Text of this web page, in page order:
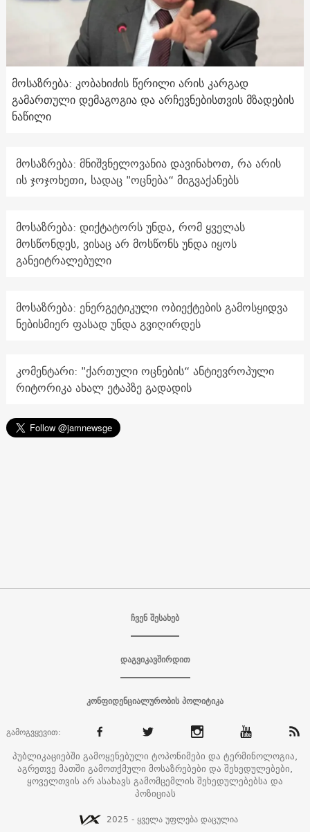
მოსაზრება: კობახიძის წერილი არის კარგად
გამართული დემაგოგია და არჩევნებისთვის მზადების
ნაწილი
მოსაზრება: მნიშვნელოვანია დავინახოთ, რა არის
ის ჯოჯოხეთი, სადაც "ოცნება“ მიგვაქანებს
მოსაზრება: დიქტატორს უნდა, რომ ყველას
მოსწონდეს, ვისაც არ მოსწონს უნდა იყოს
განეიტრალებული
მოსაზრება: ენერგეტიკული ობიექტების გამოსყიდვა
ნებისმიერ ფასად უნდა გვიღირდეს
კომენტარი: "ქართული ოცნების“ ანტიევროპული
რიტორიკა ახალ ეტაპზე გადადის
ჩვენ შესახებ
დაგვიკავშირდით
კონფიდენციალურობის პოლიტიკა
გამოგვყევით:
პუბლიკაციებში გამოყენებული ტოპონიმები და ტერმინოლოგია,
აგრეთვე მათში გამოთქმული მოსაზრებები და შეხედულებები,
ყოველთვის არ ასახავს გამომცემლის შეხედულებებსა და
პოზიციას
2025 - ყველა უფლება დაცულია